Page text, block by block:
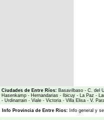
Ciudades de Entre Ríos: Basavilbaso - C. del
Hasenkamp - Hernandarias - Ibicuy - La Paz -
- Urdinarrain - Viale - Victoria - Villa Elisa - V.
Info Provincia de Entre Rios: Info general y